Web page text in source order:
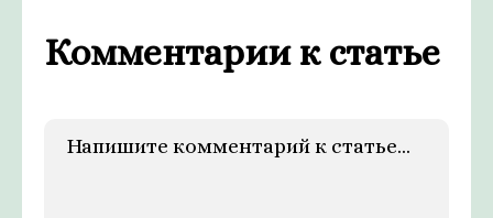
Комментарии к статье